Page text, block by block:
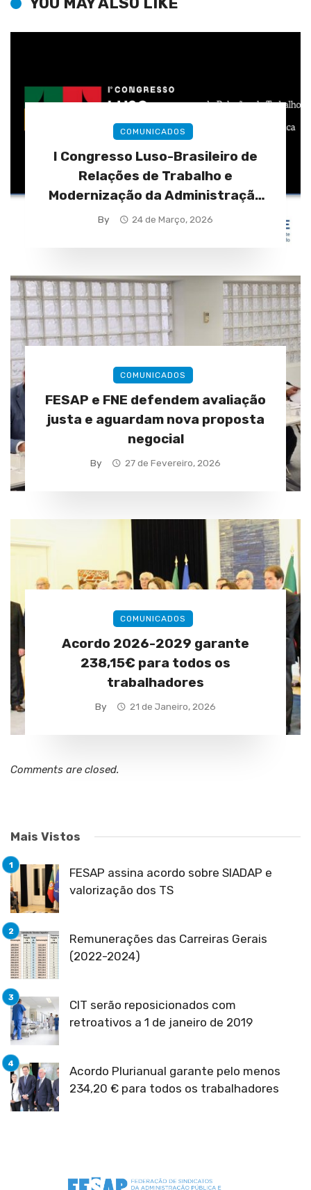
COMUNICADOS
I Congresso Luso-Brasileiro de
Relações de Trabalho e
Modernização da Administração
Pública (28 a 30 de abril)
By 24 de Março, 2026
COMUNICADOS
FESAP e FNE defendem avaliação
justa e aguardam nova proposta
negocial
By 27 de Fevereiro, 2026
COMUNICADOS
Acordo 2026-2029 garante
238,15€ para todos os
trabalhadores
By 21 de Janeiro, 2026
Comments are closed.
Mais Vistos
FESAP assina acordo sobre SIADAP e
valorização dos TS
Remunerações das Carreiras Gerais
(2022-2024)
CIT serão reposicionados com
retroativos a 1 de janeiro de 2019
Acordo Plurianual garante pelo menos
234,20 € para todos os trabalhadores